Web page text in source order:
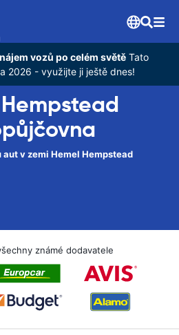
vozů po celém světě Tato
2026 - využijte ji ještě dnes!
v zemi Hemel Hempstead
známé dodavatele